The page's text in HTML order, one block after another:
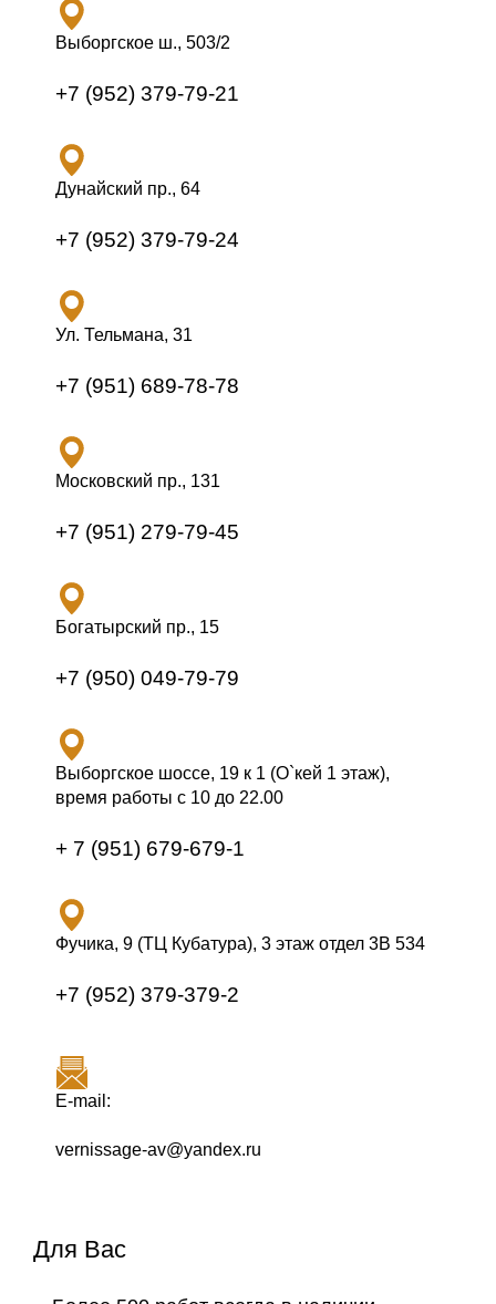
Выборгское ш., 503/2
+7 (952) 379-79-21
Дунайский пр., 64
+7 (952) 379-79-24
Ул. Тельмана, 31
+7 (951) 689-78-78
Московский пр., 131
+7 (951) 279-79-45
Богатырский пр., 15
+7 (950) 049-79-79
Выборгское шоссе, 19 к 1 (О`кей 1 этаж),
время работы с 10 до 22.00
+ 7 (951) 679-679-1
Фучика, 9 (ТЦ Кубатура), 3 этаж отдел 3В 534
+7 (952) 379-379-2
E-mail:
vernissage-av@yandex.ru
Для Вас